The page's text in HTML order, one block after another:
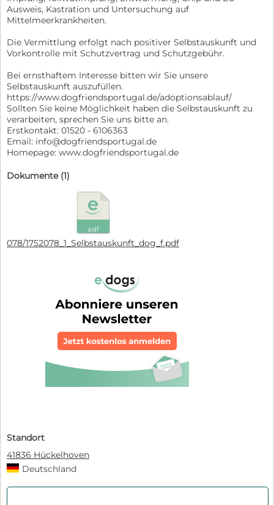
Ausweis, Kastration und Untersuchung auf
Mittelmeerkrankheiten.
Die Vermittlung erfolgt nach positiver Selbstauskunft und
Vorkontrolle mit Schutzvertrag und Schutzgebühr.
Bei ernsthaftem Interesse bitten wir Sie unsere
Selbstauskunft auszufüllen.
https://www.dogfriendsportugal.de/adoptionsablauf/
Sollten Sie keine Möglichkeit haben die Selbstauskunft zu
verarbeiten, sprechen Sie uns bitte an.
Erstkontakt: 01520 - 6106363
Email: info@dogfriendsportugal.de
Homepage: www.dogfriendsportugal.de
Dokumente (1)
pdf
078/1752078_1_Selbstauskunft_dog_f.pdf
Standort
41836 Hückelhoven
Deutschland